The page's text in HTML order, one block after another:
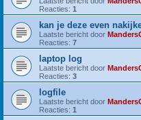
Reacties: 1
kan je deze even
Laatste bericht door
Reacties: 7
laptop log
Laatste bericht door
Reacties: 3
logfile
Laatste bericht door
Reacties: 1